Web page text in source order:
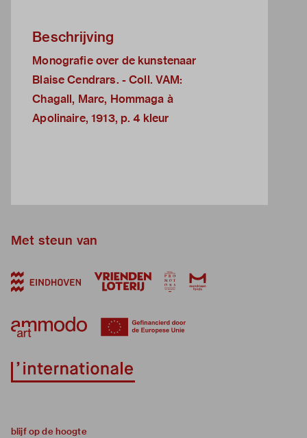
Beschrijving
Monografie over de kunstenaar
Blaise Cendrars. - Coll. VAM:
Chagall, Marc, Hommaga à
Apolinaire, 1913, p. 4 kleur
Met steun van
blijf op de hoogte